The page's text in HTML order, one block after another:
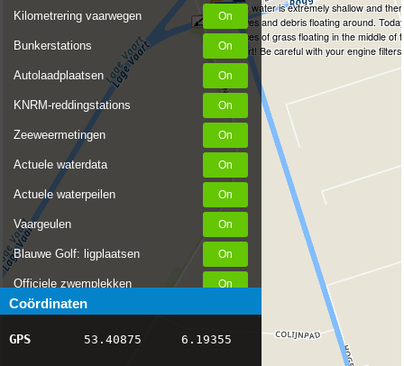
Kilometrering vaarwegen
Bunkerstations
Autolaadplaatsen
KNRM-reddingstations
Zeeweermetingen
Actuele waterdata
Actuele waterpeilen
Vaargeulen
Blauwe Golf: ligplaatsen
Officiele zwemplekken
Stremmingen/hinder
AIS scheepsposities
Coördinaten
GPS 53.40875 6.19355
The water is extremely shallow and
leaves and debris floating around.
pieces of grass floating in the middle of
Vaart! Be careful with your engine filters.